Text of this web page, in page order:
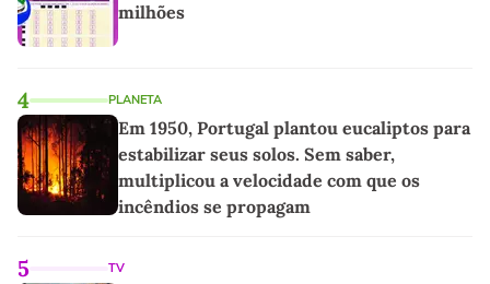
milhões
4 PLANETA
Em 1950, Portugal plantou eucaliptos para
estabilizar seus solos. Sem saber,
multiplicou a velocidade com que os
incêndios se propagam
5 TV